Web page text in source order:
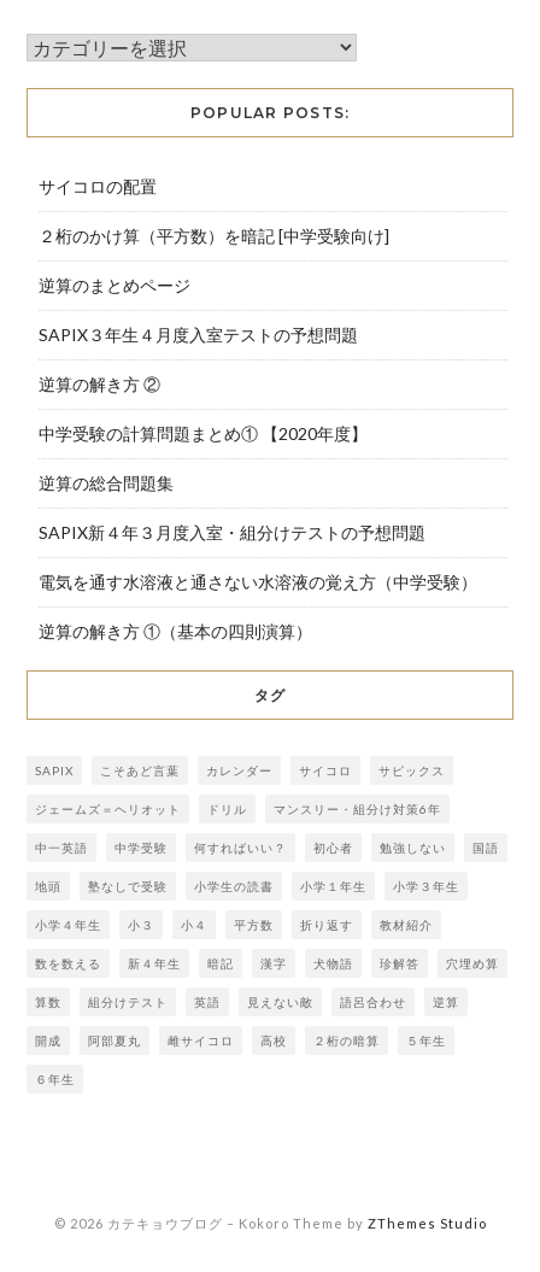
POPULAR POSTS:
サイコロの配置
２桁のかけ算（平方数）を暗記 [中学受験向け]
逆算のまとめページ
SAPIX３年生４月度入室テストの予想問題
逆算の解き方 ②
中学受験の計算問題まとめ① 【2020年度】
逆算の総合問題集
SAPIX新４年３月度入室・組分けテストの予想問題
電気を通す水溶液と通さない水溶液の覚え方（中学受験）
逆算の解き方 ①（基本の四則演算）
タグ
SAPIX こそあど言葉 カレンダー サイコロ サピックス
ジェームズ＝ヘリオット ドリル マンスリー・組分け対策6年
中一英語 中学受験 何すればいい？ 初心者 勉強しない 国語
地頭 塾なしで受験 小学生の読書 小学１年生 小学３年生
小学４年生 小３ 小４ 平方数 折り返す 教材紹介
数を数える 新４年生 暗記 漢字 犬物語 珍解答 穴埋め算
算数 組分けテスト 英語 見えない敵 語呂合わせ 逆算
開成 阿部夏丸 雌サイコロ 高校 ２桁の暗算 ５年生
６年生
© 2026 カテキョウブログ – Kokoro Theme by ZThemes Studio